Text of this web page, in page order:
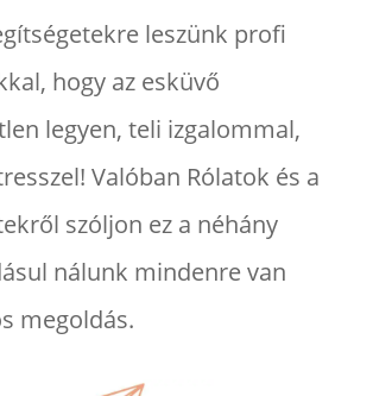
leszünk profi
hogy az esküvő
legyen, teli izgalommal,
Valóban Rólatok és a
szóljon ez a néhány
nálunk mindenre van
megoldás.